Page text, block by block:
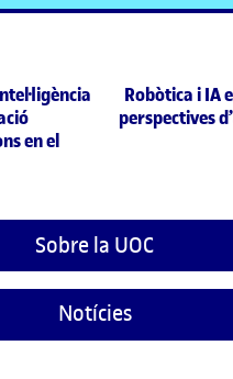
en el
Entrada
Robòtica i IA
perspectives
Sobre la UOC
Notícies